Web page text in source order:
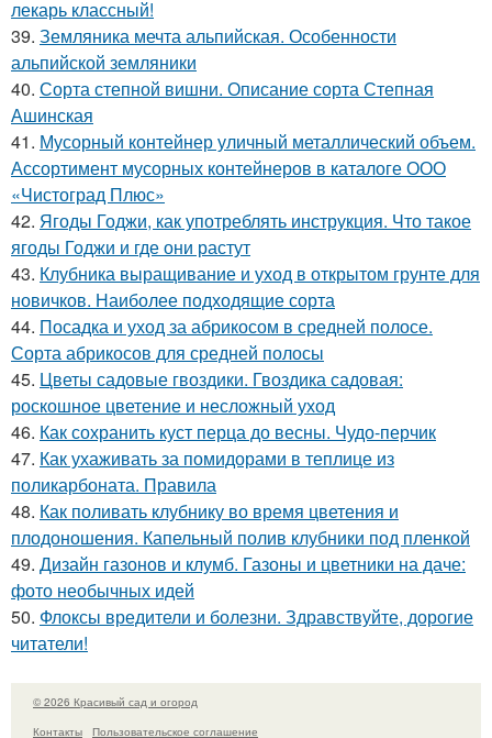
лекарь классный!
39. Земляника мечта альпийская. Особенности
альпийской земляники
40. Сорта степной вишни. Описание сорта Степная
Ашинская
41. Мусорный контейнер уличный металлический объем.
Ассортимент мусорных контейнеров в каталоге ООО
«Чистоград Плюс»
42. Ягоды Годжи, как употреблять инструкция. Что такое
ягоды Годжи и где они растут
43. Клубника выращивание и уход в открытом грунте для
новичков. Наиболее подходящие сорта
44. Посадка и уход за абрикосом в средней полосе.
Сорта абрикосов для средней полосы
45. Цветы садовые гвоздики. Гвоздика садовая:
роскошное цветение и несложный уход
46. Как сохранить куст перца до весны. Чудо-перчик
47. Как ухаживать за помидорами в теплице из
поликарбоната. Правила
48. Как поливать клубнику во время цветения и
плодоношения. Капельный полив клубники под пленкой
49. Дизайн газонов и клумб. Газоны и цветники на даче:
фото необычных идей
50. Флоксы вредители и болезни. Здравствуйте, дорогие
читатели!
© 2026 Красивый сад и огород
Контакты
Пользовательское соглашение